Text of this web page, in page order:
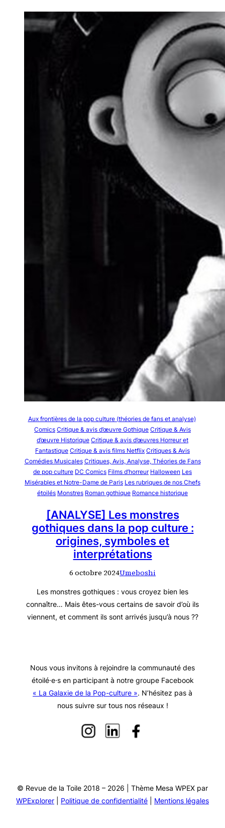
Aux frontières de la pop culture (théories de fans et analyse)
Comics Critique & avis d’œuvre Gothique Critique & Avis
d’œuvre Historique Critique & avis d’œuvres Horreur et
Fantastique Critique & avis films Netflix Critiques & Avis
Comédies Musicales Critiques, Avis, Analyse, Théories de Fans
de pop culture DC Comics Films d’horreur Halloween Les
Misérables et Notre-Dame de Paris Les rubriques de nos Chefs
étoilés Monstres Roman gothique Romance historique
[ANALYSE] Les monstres
gothiques dans la pop culture :
origines, symboles et
interprétations
6 octobre 2024Umeboshi
Les monstres gothiques : vous croyez bien les
connaître… Mais êtes-vous certains de savoir d’où ils
viennent, et comment ils sont arrivés jusqu’à nous ??
Nous vous invitons à rejoindre la communauté des
étoilé·e·s en participant à notre groupe Facebook
« La Galaxie de la Pop-culture ». N’hésitez pas à
nous suivre sur tous nos réseaux !
© Revue de la Toile 2018 – 2026 | Thème Mesa WPEX par
WPExplorer
Politique de confidentialité Mentions légales